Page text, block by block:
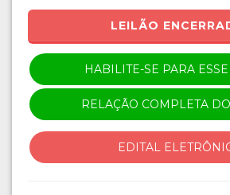
LEILÃO
HABILITE-SE PARA
RELAÇÃO COMPLETA
EDITAL